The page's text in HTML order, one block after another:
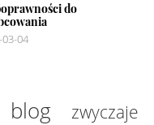
do
04
blog zwyczaje